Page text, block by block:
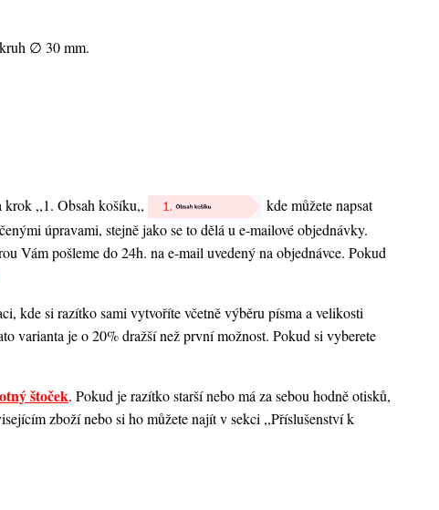
∅ 30 mm.
,,1. Obsah košíku,,
kde můžete napsat
úpravami, stejně jako se to dělá u e-mailové objednávky.
Vám pošleme do 24h. na e-mail uvedený na objednávce. Pokud
kde si razítko sami vytvoříte včetně výběru písma a velikosti
varianta je o 20% dražší než první možnost. Pokud si vyberete
štoček. Pokud je razítko starší nebo má za sebou hodně otisků,
zboží nebo si ho můžete najít v sekci ,,Příslušenství k